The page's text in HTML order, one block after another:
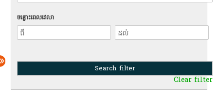
ចន្លោះពេលវេលា
Clear filter